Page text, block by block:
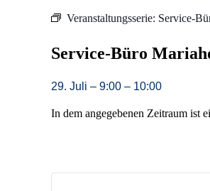
Veranstaltungsserie: Service-
Service-Büro
29. Juli – 9:00 – 10:00
In dem angegebenen Zeitraum ist